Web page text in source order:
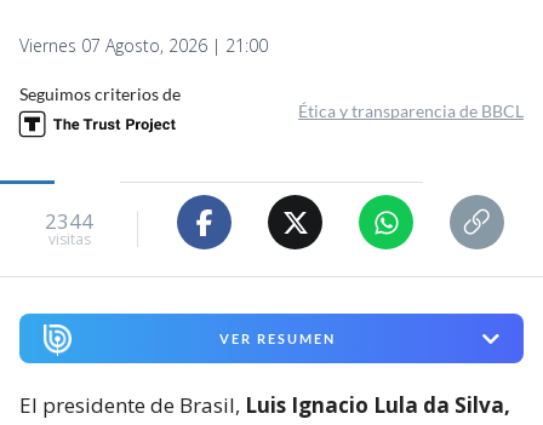
Viernes 07 Agosto, 2026 | 21:00
Seguimos criterios de
Ética y transparencia de BBCL
2344
visitas
VER RESUMEN
El presidente de Brasil, Luis Ignacio Lula da Silva,